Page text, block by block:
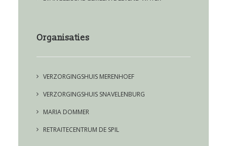
Organisaties
VERZORGINGSHUIS MERENHOEF
VERZORGINGSHUIS SNAVELENBURG
MARIA DOMMER
RETRAITECENTRUM DE SPIL